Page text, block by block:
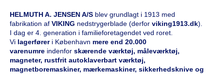
HELMUTH A. JENSEN A/S blev grundlagt i 1913 med
fabrikation af VIKING nedstrygerblade (derfor viking1913.dk).
I dag er 4. generation i familieforetagendet ved roret.
Vi lagerfører i København mere end 20.000
varenumre indenfor skærende værktøj, måleværktøj,
magneter, rustfrit autoklaverbart værktøj,
magnetboremaskiner, mærkemaskiner, sikkerhedsknive og